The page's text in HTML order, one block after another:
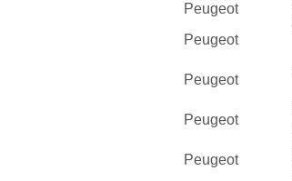
Peugeot
Peugeot
Peugeot
Peugeot
Peugeot